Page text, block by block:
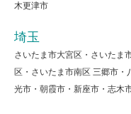
木更津市
埼玉
さいたま市大宮区・さいたま
区・さいたま市南区 三郷市
光市・朝霞市・新座市・志木